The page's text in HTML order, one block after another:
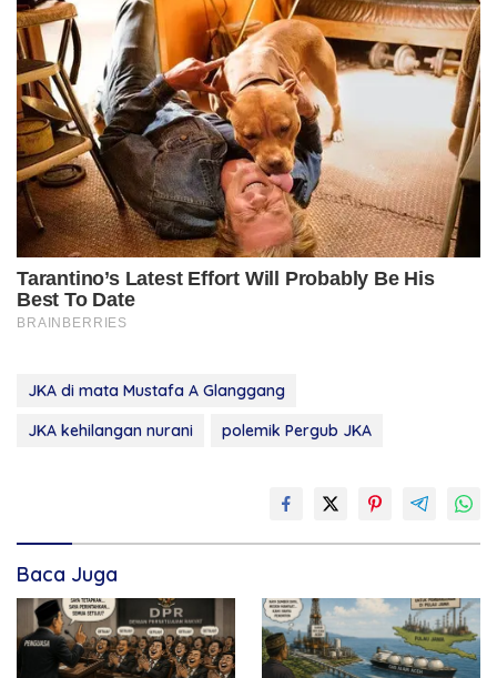
JKA di mata Mustafa A Glanggang
JKA kehilangan nurani
polemik Pergub JKA
Baca Juga